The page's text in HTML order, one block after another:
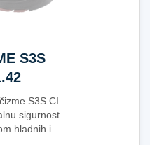
S3S
S3S CI
sigurnost
hladnih i